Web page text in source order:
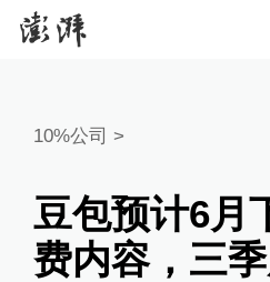
10%公司 >
豆包预计6月
费内容，三